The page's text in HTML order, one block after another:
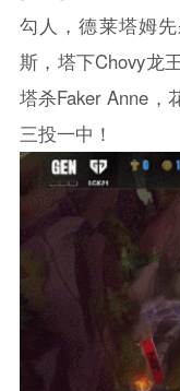
勾人，德莱塔姆
斯，塔下Chovy龙
塔杀Faker Anne，
三投一中！